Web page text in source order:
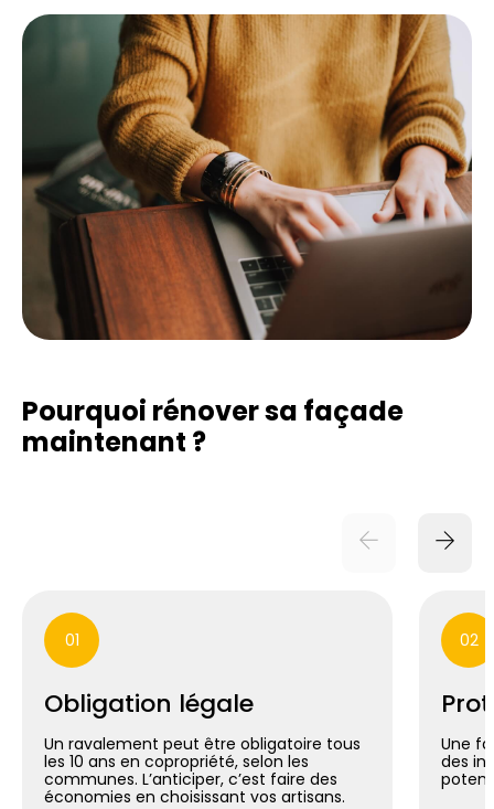
Pourquoi rénover sa façade
maintenant ?
01
Obligation légale
Un ravalement peut être obligatoire tous
les 10 ans en copropriété, selon les
communes. L’anticiper, c’est faire des
économies en choisissant vos artisans.
02
Une
des